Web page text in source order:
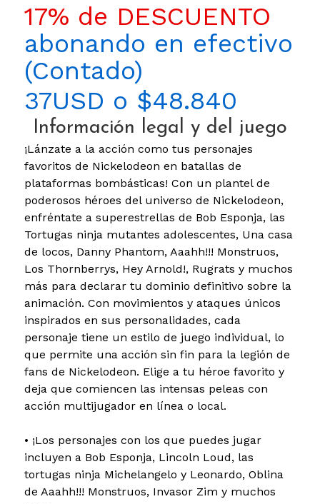
17% de DESCUENTO
abonando en efectivo
(Contado)
37USD o $48.840
Información legal y del juego
¡Lánzate a la acción como tus personajes
favoritos de Nickelodeon en batallas de
plataformas bombásticas! Con un plantel de
poderosos héroes del universo de Nickelodeon,
enfréntate a superestrellas de Bob Esponja, las
Tortugas ninja mutantes adolescentes, Una casa
de locos, Danny Phantom, Aaahh!!! Monstruos,
Los Thornberrys, Hey Arnold!, Rugrats y muchos
más para declarar tu dominio definitivo sobre la
animación. Con movimientos y ataques únicos
inspirados en sus personalidades, cada
personaje tiene un estilo de juego individual, lo
que permite una acción sin fin para la legión de
fans de Nickelodeon. Elige a tu héroe favorito y
deja que comiencen las intensas peleas con
acción multijugador en línea o local.
• ¡Los personajes con los que puedes jugar
incluyen a Bob Esponja, Lincoln Loud, las
tortugas ninja Michelangelo y Leonardo, Oblina
de Aaahh!!! Monstruos, Invasor Zim y muchos